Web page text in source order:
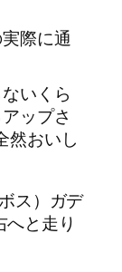
際に通
いくら
ップさ
然おいし
ス）ガデ
へと走り